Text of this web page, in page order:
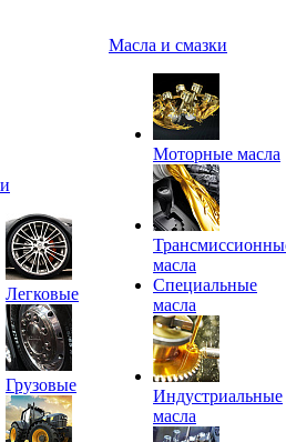
Легковые
Грузовые
Масла и смазки
Моторные масла
масла
Специальные
масла
Индустриальные
масла